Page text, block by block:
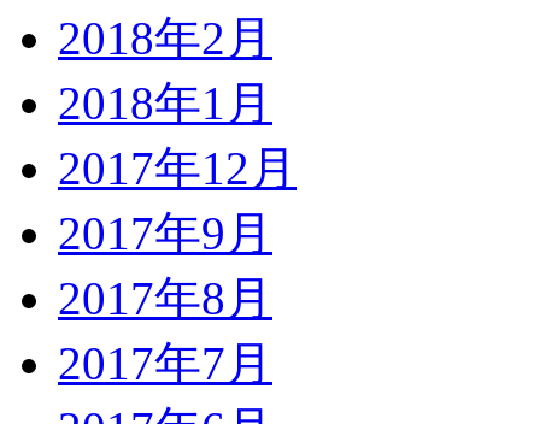
2018年2月
2018年1月
2017年12月
2017年9月
2017年8月
2017年7月